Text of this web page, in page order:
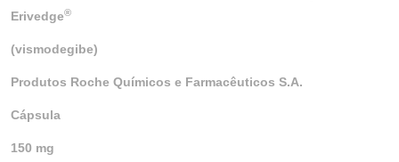
Erivedge®
(vismodegibe)
Produtos Roche Químicos e Farmacêuticos S.A.
Cápsula
150 mg